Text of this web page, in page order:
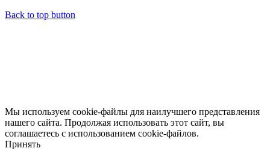
Back to top button
Мы используем cookie-файлы для наилучшего представления
нашего сайта. Продолжая использовать этот сайт, вы
соглашаетесь с использованием cookie-файлов.
Принять